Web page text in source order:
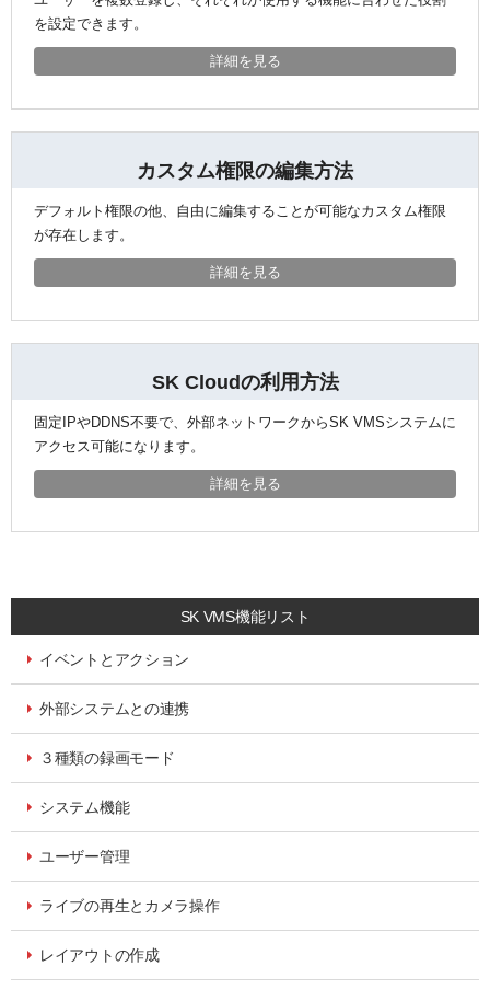
を設定できます。
詳細を見る
カスタム権限の編集方法
デフォルト権限の他、自由に編集することが可能なカスタム権限
が存在します。
詳細を見る
SK Cloudの利用方法
固定IPやDDNS不要で、外部ネットワークからSK VMSシステムに
アクセス可能になります。
詳細を見る
SK VMS機能リスト
イベントとアクション
外部システムとの連携
３種類の録画モード
システム機能
ユーザー管理
ライブの再生とカメラ操作
レイアウトの作成